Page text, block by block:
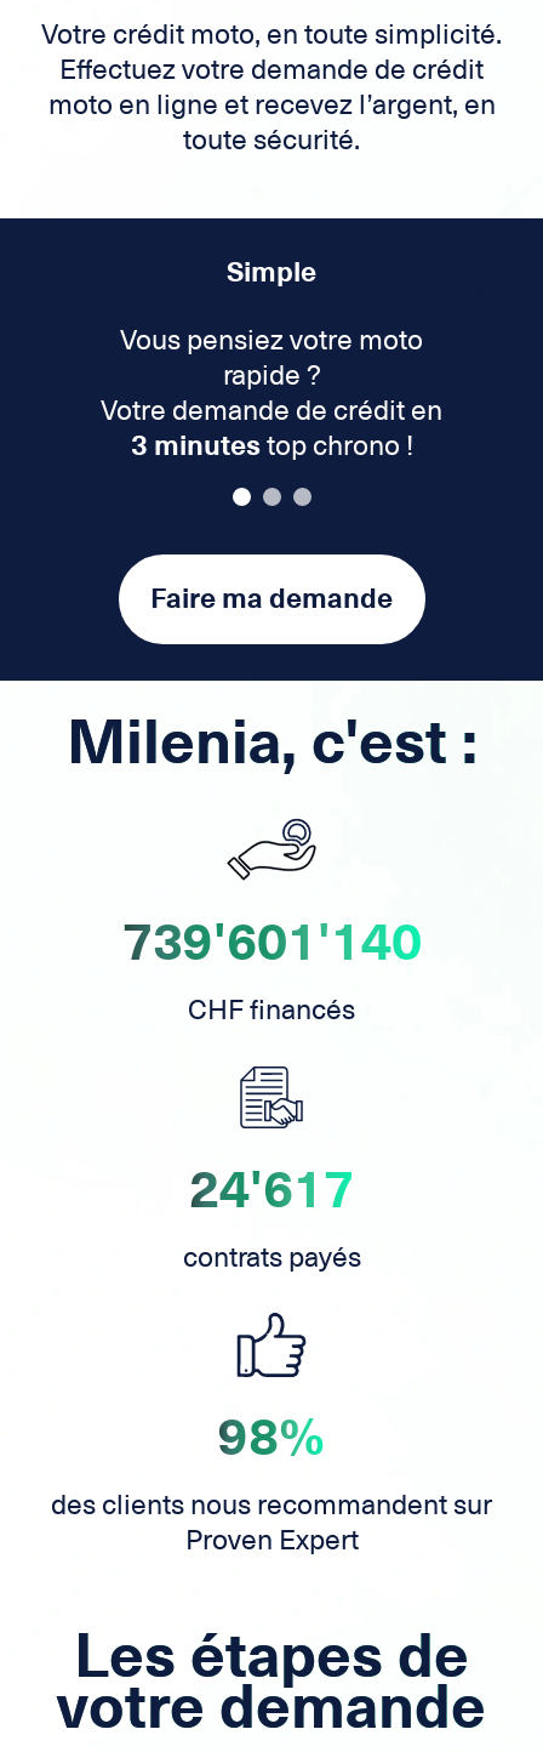
Votre crédit moto, en toute simplicité.
Effectuez votre demande de crédit
moto en ligne et recevez l’argent, en
toute sécurité.
Simple
Vous pensiez votre moto
rapide ?
Votre demande de crédit en
3 minutestop chrono !
Faire ma demande
Milenia, c'est :
739'601'140
CHF financés
24'617
contrats payés
98%
des clients nous recommandent sur
Proven Expert
Les étapes de
votre demande